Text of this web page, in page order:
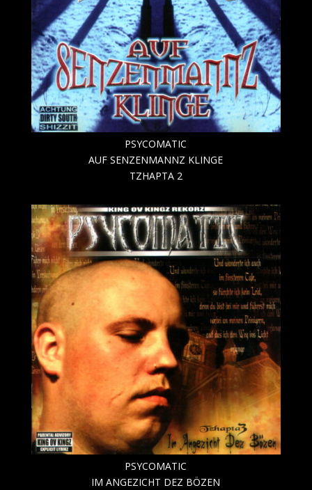
PSYCOMATIC
AUF SENZENMANNZ KLINGE
TZHAPTA 2
PSYCOMATIC
IM ANGEZICHT DEZ BÖZEN